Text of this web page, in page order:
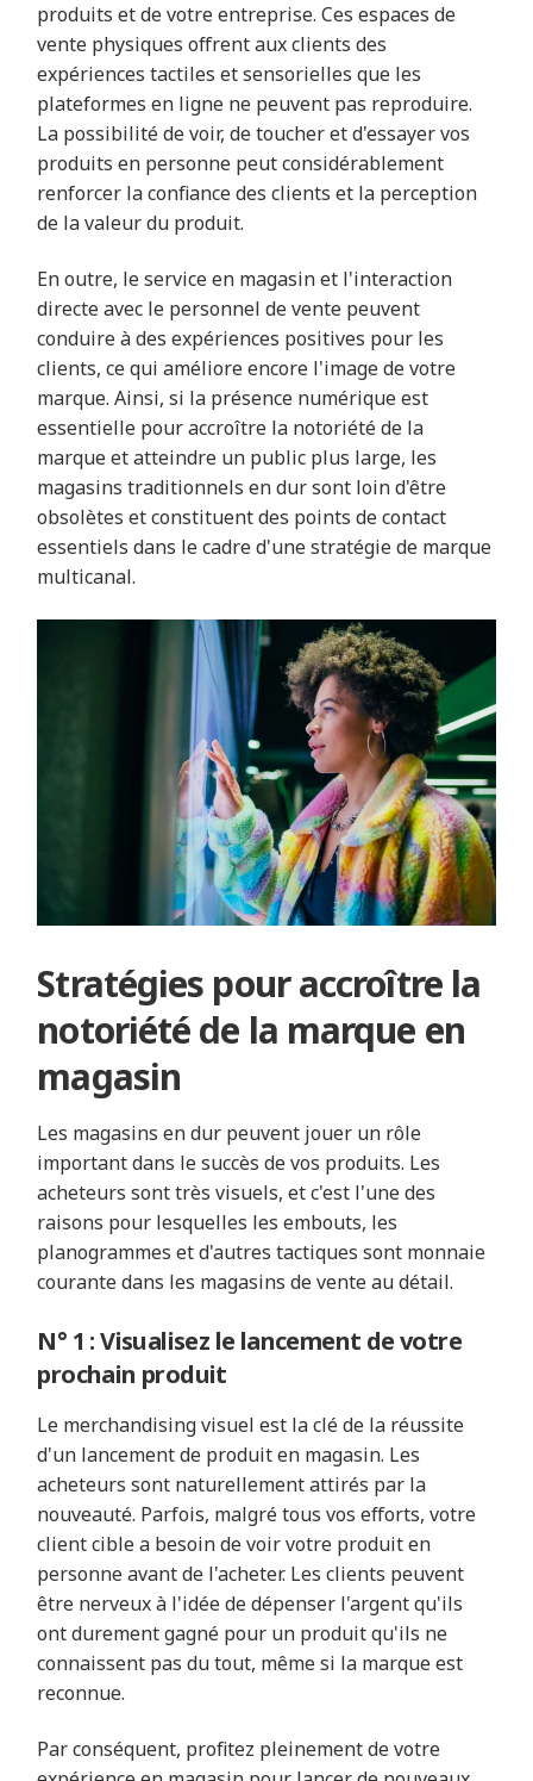
produits et de votre entreprise. Ces espaces de
vente physiques offrent aux clients des
expériences tactiles et sensorielles que les
plateformes en ligne ne peuvent pas reproduire.
La possibilité de voir, de toucher et d'essayer vos
produits en personne peut considérablement
renforcer la confiance des clients et la perception
de la valeur du produit.
En outre, le service en magasin et l'interaction
directe avec le personnel de vente peuvent
conduire à des expériences positives pour les
clients, ce qui améliore encore l'image de votre
marque. Ainsi, si la présence numérique est
essentielle pour accroître la notoriété de la
marque et atteindre un public plus large, les
magasins traditionnels en dur sont loin d'être
obsolètes et constituent des points de contact
essentiels dans le cadre d'une stratégie de marque
multicanal.
Stratégies pour accroître la
notoriété de la marque en
magasin
Les magasins en dur peuvent jouer un rôle
important dans le succès de vos produits. Les
acheteurs sont très visuels, et c'est l'une des
raisons pour lesquelles les embouts, les
planogrammes et d'autres tactiques sont monnaie
courante dans les magasins de vente au détail.
N° 1 : Visualisez le lancement de votre
prochain produit
Le merchandising visuel est la clé de la réussite
d'un lancement de produit en magasin. Les
acheteurs sont naturellement attirés par la
nouveauté. Parfois, malgré tous vos efforts, votre
client cible a besoin de voir votre produit en
personne avant de l'acheter. Les clients peuvent
être nerveux à l'idée de dépenser l'argent qu'ils
ont durement gagné pour un produit qu'ils ne
connaissent pas du tout, même si la marque est
reconnue.
Par conséquent, profitez pleinement de votre